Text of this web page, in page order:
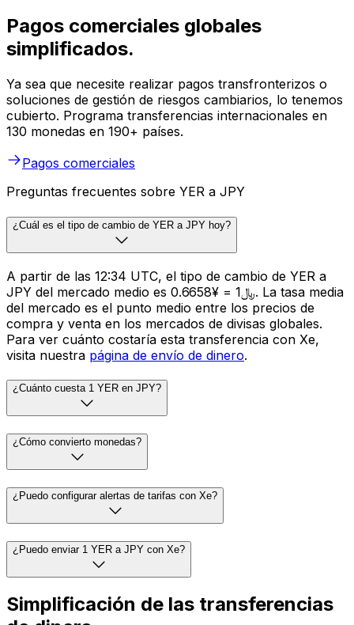
Pagos comerciales globales
simplificados.
Ya sea que necesite realizar pagos transfronterizos o
soluciones de gestión de riesgos cambiarios, lo tenemos
cubierto. Programa transferencias internacionales en
130 monedas en 190+ países.
Pagos comerciales
Preguntas frecuentes sobre YER a JPY
¿Cuál es el tipo de cambio de YER a JPY hoy?
A partir de las 12:34 UTC, el tipo de cambio de YER a
JPY del mercado medio es ﷼1 = ¥0.6658. La tasa media
del mercado es el punto medio entre los precios de
compra y venta en los mercados de divisas globales.
Para ver cuánto costaría esta transferencia con Xe,
visita nuestra página de envío de dinero.
¿Cuánto cuesta 1 YER en JPY?
¿Cómo convierto monedas?
¿Puedo configurar alertas de tarifas con Xe?
¿Puedo enviar 1 YER a JPY con Xe?
Simplificación de las transferencias